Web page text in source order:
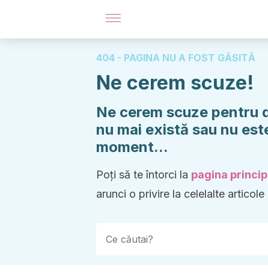
404 - PAGINA NU A FOST GĂSITĂ
Ne cerem scuze!
Ne cerem scuze pentru
nu mai există sau nu
moment...
Poți să te întorci la pagina
arunci o privire la celelalte